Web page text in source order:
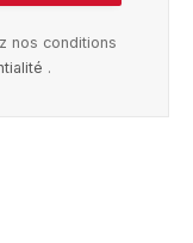
nos conditions
.